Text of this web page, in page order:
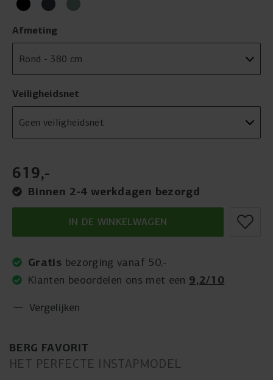
BERG FAVORIT
HET PERFECTE INSTAPMODEL
Afmeting
Veiligheidsnet
619,-
Binnen 2-4 werkdagen bezorgd
IN DE WINKELWAGEN
Gratis bezorging vanaf 50,-
Klanten beoordelen ons met een 9,2/10
Vergelijken